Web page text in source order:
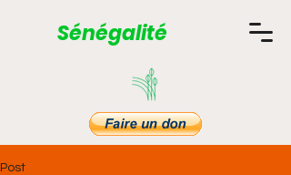
Sénégalité
Post